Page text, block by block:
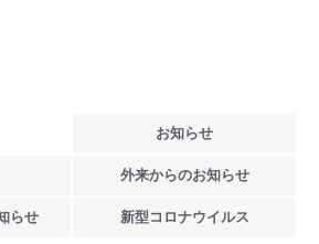
お知らせ
外来からのお知らせ
らせ 新型 コロナウイルス